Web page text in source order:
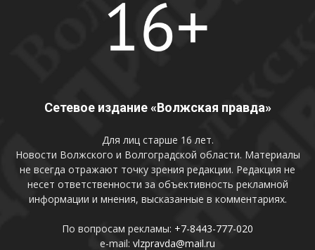
Сетевое издание «Волжская правда»
Для лиц старше 16 лет.
Новости Волжского и Волгоградской области. Материалы
не всегда отражают точку зрения редакции. Редакция не
несет ответственности за объективность рекламной
информации и мнения, высказанные в комментариях.
По вопросам рекламы: +7-8443-777-020
e-mail: vlzpravda@mail.ru